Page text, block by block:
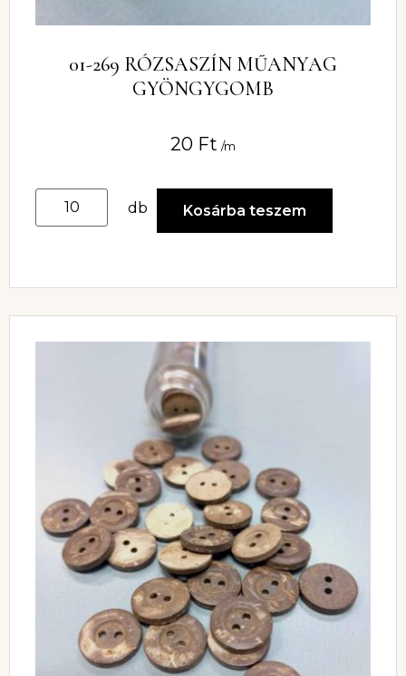
01-269 RÓZSASZÍN MŰANYAG
GYÖNGYGOMB
20 Ft /m
db Kosárba teszem